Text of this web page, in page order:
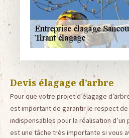
Devis élagage d’arbre
Pour que votre projet d’élagage
est important de garantir le respect
indispensables pour la réalisation
est une tâche très importante si vous